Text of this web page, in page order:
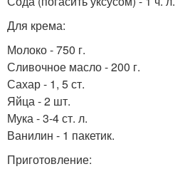
Для крема:
Молоко - 750 г.
Сливочное масло - 200 г.
Сахар - 1, 5 ст.
Яйца - 2 шт.
Мука - 3-4 ст. л.
Ванилин - 1 пакетик.
Приготовление: